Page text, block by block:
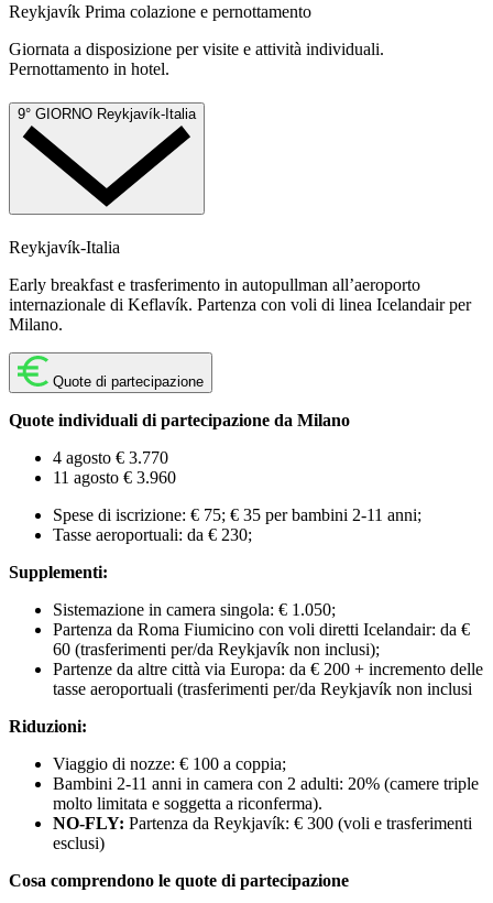
Reykjavík Prima colazione e pernottamento
Giornata a disposizione per visite e attività individuali.
Pernottamento in hotel.
9° GIORNO Reykjavík-Italia
Reykjavík-Italia
Early breakfast e trasferimento in autopullman all’aeroporto
internazionale di Keflavík. Partenza con voli di linea Icelandair per
Milano.
Quote di partecipazione
Quote individuali di partecipazione da Milano
4 agosto € 3.770
11 agosto € 3.960
Spese di iscrizione: € 75; € 35 per bambini 2-11 anni;
Tasse aeroportuali: da € 230;
Supplementi:
Sistemazione in camera singola: € 1.050;
Partenza da Roma Fiumicino con voli diretti Icelandair: da €
60 (trasferimenti per/da Reykjavík non inclusi);
Partenze da altre città via Europa: da € 200 + incremento delle
tasse aeroportuali (trasferimenti per/da Reykjavík non inclusi
Riduzioni:
Viaggio di nozze: € 100 a coppia;
Bambini 2-11 anni in camera con 2 adulti: 20% (camere triple
molto limitata e soggetta a riconferma).
NO-FLY: Partenza da Reykjavík: € 300 (voli e trasferimenti
esclusi)
Cosa comprendono le quote di partecipazione